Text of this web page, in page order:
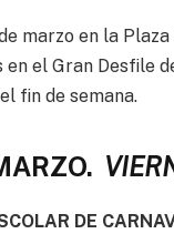
marzo en la
el Gran Desfile
fin de semana.
DE